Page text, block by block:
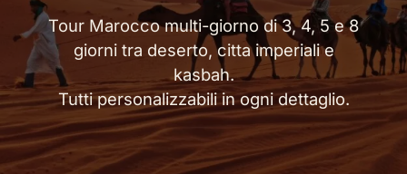
Tour Marocco multi-giorno di 3, 4, 5 e 8
giorni tra deserto, citta imperiali e
kasbah.
Tutti personalizzabili in ogni dettaglio.